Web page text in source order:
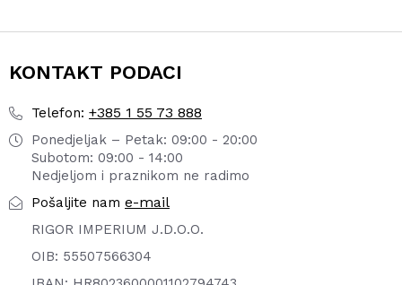
KONTAKT PODACI
Telefon: +385 1 55 73 888
Ponedjeljak – Petak: 09:00 - 20:00
Subotom: 09:00 - 14:00
Nedjeljom i praznikom ne radimo
Pošaljite nam e-mail
RIGOR IMPERIUM J.D.O.O.
OIB: 55507566304